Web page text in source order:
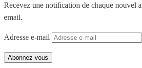
Recevez une notification de chaque nouvel
email.
Adresse e-mail
Abonnez-vous